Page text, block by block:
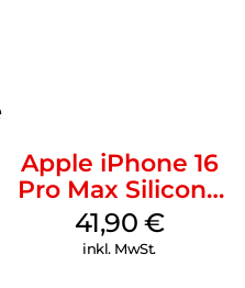
Apple iPhone 16
Pro Max Silicone
Case MagSafe
Ultramarine
41,90 €
inkl. MwSt.